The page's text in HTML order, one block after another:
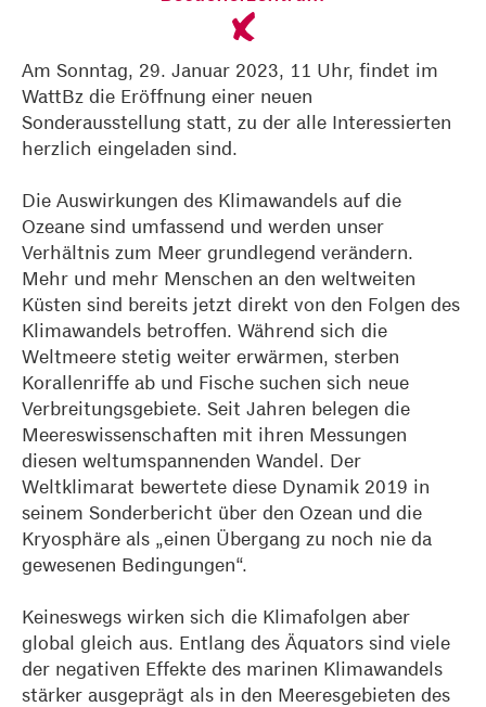
Am Sonntag, 29. Januar 2023, 11 Uhr, findet im
WattBz die Eröffnung einer neuen
Sonderausstellung statt, zu der alle Interessierten
herzlich eingeladen sind.
Die Auswirkungen des Klimawandels auf die
Ozeane sind umfassend und werden unser
Verhältnis zum Meer grundlegend verändern.
Mehr und mehr Menschen an den weltweiten
Küsten sind bereits jetzt direkt von den Folgen des
Klimawandels betroffen. Während sich die
Weltmeere stetig weiter erwärmen, sterben
Korallenriffe ab und Fische suchen sich neue
Verbreitungsgebiete. Seit Jahren belegen die
Meereswissenschaften mit ihren Messungen
diesen weltumspannenden Wandel. Der
Weltklimarat bewertete diese Dynamik 2019 in
seinem Sonderbericht über den Ozean und die
Kryosphäre als „einen Übergang zu noch nie da
gewesenen Bedingungen“.
Keineswegs wirken sich die Klimafolgen aber
global gleich aus. Entlang des Äquators sind viele
der negativen Effekte des marinen Klimawandels
stärker ausgeprägt als in den Meeresgebieten des